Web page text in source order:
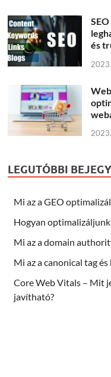
és
LEGUTÓBBI
Mi az a GEO
Hogyan
Mi az a domain
Mi az a canonical tag
Core Web Vitals – Mit
javítható?